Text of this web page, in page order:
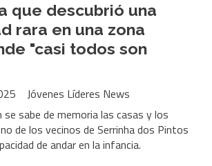
que descubrió una
rara en una zona
"casi todos son
Jóvenes Líderes News
se sabe de memoria las casas y los
de los vecinos de Serrinha dos Pintos
de andar en la infancia.